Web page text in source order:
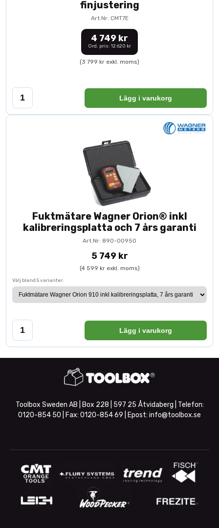
finjustering
Art.Nr: CMT7E
4 749 kr
Ord. pris: 12 620 kr
(3 799 kr exkl. moms)
Lägg i varukorg
Fuktmätare Wagner Orion® inkl
kalibreringsplatta och 7 års garanti
Art.Nr: 890-00950
5 749 kr
(4 599 kr exkl. moms)
Välj bland 5 varianter:
Lägg i varukorg
Toolbox Sweden AB | Box 228 | 597 25 Åtvidaberg | Telefon:
0120-854 50 | Fax: 0120-854 69 | Epost: info@toolbox.se